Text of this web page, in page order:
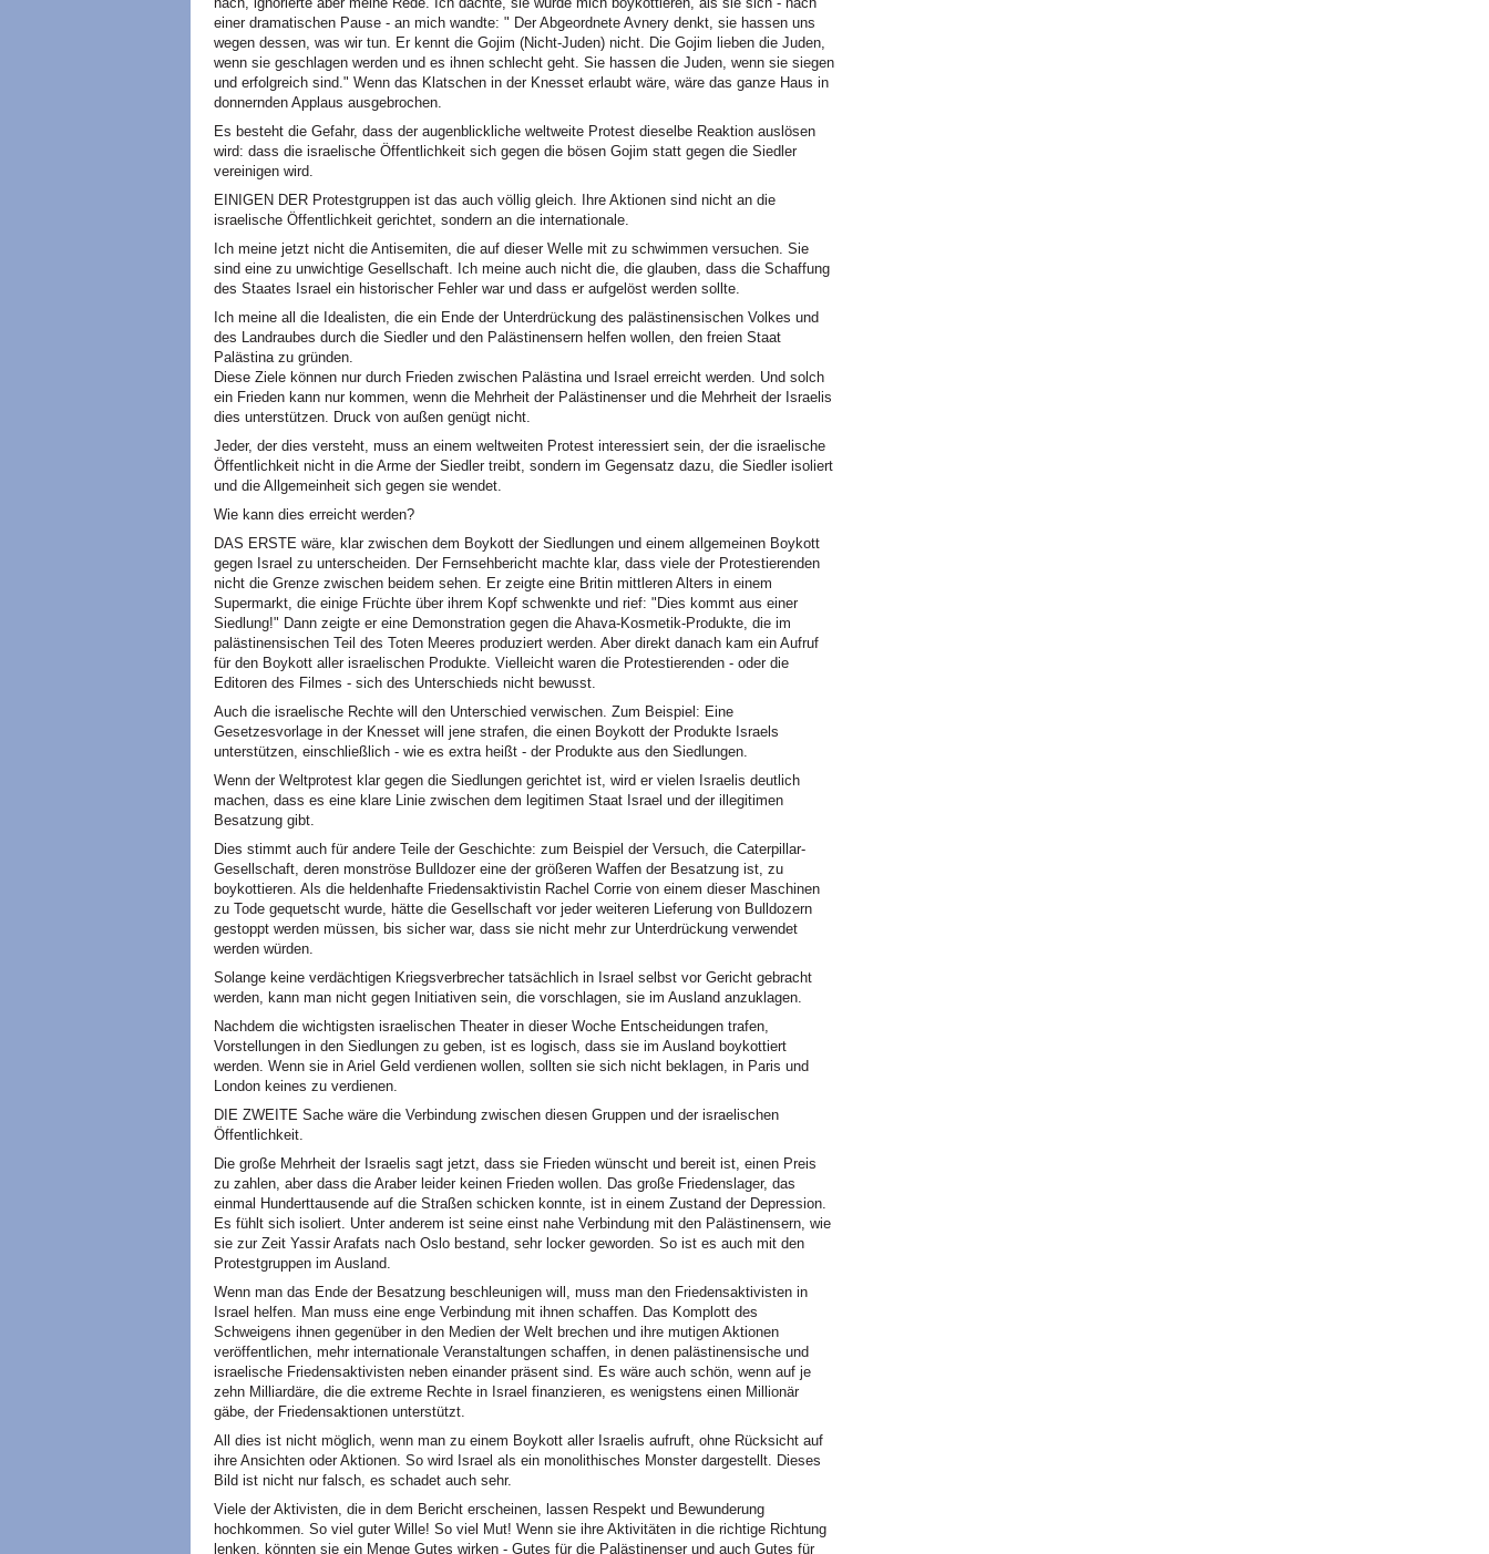
einer dramatischen Pause - an mich wandte: " Der Abgeordnete Avnery denkt, sie hassen uns
wegen dessen, was wir tun. Er kennt die Gojim (Nicht-Juden) nicht. Die Gojim lieben die Juden,
wenn sie geschlagen werden und es ihnen schlecht geht. Sie hassen die Juden, wenn sie siegen
und erfolgreich sind." Wenn das Klatschen in der Knesset erlaubt wäre, wäre das ganze Haus in
donnernden Applaus ausgebrochen.
Es besteht die Gefahr, dass der augenblickliche weltweite Protest dieselbe Reaktion auslösen
wird: dass die israelische Öffentlichkeit sich gegen die bösen Gojim statt gegen die Siedler
vereinigen wird.
EINIGEN DER Protestgruppen ist das auch völlig gleich. Ihre Aktionen sind nicht an die
israelische Öffentlichkeit gerichtet, sondern an die internationale.
Ich meine jetzt nicht die Antisemiten, die auf dieser Welle mit zu schwimmen versuchen. Sie
sind eine zu unwichtige Gesellschaft. Ich meine auch nicht die, die glauben, dass die Schaffung
des Staates Israel ein historischer Fehler war und dass er aufgelöst werden sollte.
Ich meine all die Idealisten, die ein Ende der Unterdrückung des palästinensischen Volkes und
des Landraubes durch die Siedler und den Palästinensern helfen wollen, den freien Staat
Palästina zu gründen.
Diese Ziele können nur durch Frieden zwischen Palästina und Israel erreicht werden. Und solch
ein Frieden kann nur kommen, wenn die Mehrheit der Palästinenser und die Mehrheit der Israelis
dies unterstützen. Druck von außen genügt nicht.
Jeder, der dies versteht, muss an einem weltweiten Protest interessiert sein, der die israelische
Öffentlichkeit nicht in die Arme der Siedler treibt, sondern im Gegensatz dazu, die Siedler isoliert
und die Allgemeinheit sich gegen sie wendet.
Wie kann dies erreicht werden?
DAS ERSTE wäre, klar zwischen dem Boykott der Siedlungen und einem allgemeinen Boykott
gegen Israel zu unterscheiden. Der Fernsehbericht machte klar, dass viele der Protestierenden
nicht die Grenze zwischen beidem sehen. Er zeigte eine Britin mittleren Alters in einem
Supermarkt, die einige Früchte über ihrem Kopf schwenkte und rief: "Dies kommt aus einer
Siedlung!" Dann zeigte er eine Demonstration gegen die Ahava-Kosmetik-Produkte, die im
palästinensischen Teil des Toten Meeres produziert werden. Aber direkt danach kam ein Aufruf
für den Boykott aller israelischen Produkte. Vielleicht waren die Protestierenden - oder die
Editoren des Filmes - sich des Unterschieds nicht bewusst.
Auch die israelische Rechte will den Unterschied verwischen. Zum Beispiel: Eine
Gesetzesvorlage in der Knesset will jene strafen, die einen Boykott der Produkte Israels
unterstützen, einschließlich - wie es extra heißt - der Produkte aus den Siedlungen.
Wenn der Weltprotest klar gegen die Siedlungen gerichtet ist, wird er vielen Israelis deutlich
machen, dass es eine klare Linie zwischen dem legitimen Staat Israel und der illegitimen
Besatzung gibt.
Dies stimmt auch für andere Teile der Geschichte: zum Beispiel der Versuch, die Caterpillar-
Gesellschaft, deren monströse Bulldozer eine der größeren Waffen der Besatzung ist, zu
boykottieren. Als die heldenhafte Friedensaktivistin Rachel Corrie von einem dieser Maschinen
zu Tode gequetscht wurde, hätte die Gesellschaft vor jeder weiteren Lieferung von Bulldozern
gestoppt werden müssen, bis sicher war, dass sie nicht mehr zur Unterdrückung verwendet
werden würden.
Solange keine verdächtigen Kriegsverbrecher tatsächlich in Israel selbst vor Gericht gebracht
werden, kann man nicht gegen Initiativen sein, die vorschlagen, sie im Ausland anzuklagen.
Nachdem die wichtigsten israelischen Theater in dieser Woche Entscheidungen trafen,
Vorstellungen in den Siedlungen zu geben, ist es logisch, dass sie im Ausland boykottiert
werden. Wenn sie in Ariel Geld verdienen wollen, sollten sie sich nicht beklagen, in Paris und
London keines zu verdienen.
DIE ZWEITE Sache wäre die Verbindung zwischen diesen Gruppen und der israelischen
Öffentlichkeit.
Die große Mehrheit der Israelis sagt jetzt, dass sie Frieden wünscht und bereit ist, einen Preis
zu zahlen, aber dass die Araber leider keinen Frieden wollen. Das große Friedenslager, das
einmal Hunderttausende auf die Straßen schicken konnte, ist in einem Zustand der Depression.
Es fühlt sich isoliert. Unter anderem ist seine einst nahe Verbindung mit den Palästinensern, wie
sie zur Zeit Yassir Arafats nach Oslo bestand, sehr locker geworden. So ist es auch mit den
Protestgruppen im Ausland.
Wenn man das Ende der Besatzung beschleunigen will, muss man den Friedensaktivisten in
Israel helfen. Man muss eine enge Verbindung mit ihnen schaffen. Das Komplott des
Schweigens ihnen gegenüber in den Medien der Welt brechen und ihre mutigen Aktionen
veröffentlichen, mehr internationale Veranstaltungen schaffen, in denen palästinensische und
israelische Friedensaktivisten neben einander präsent sind. Es wäre auch schön, wenn auf je
zehn Milliardäre, die die extreme Rechte in Israel finanzieren, es wenigstens einen Millionär
gäbe, der Friedensaktionen unterstützt.
All dies ist nicht möglich, wenn man zu einem Boykott aller Israelis aufruft, ohne Rücksicht auf
ihre Ansichten oder Aktionen. So wird Israel als ein monolithisches Monster dargestellt. Dieses
Bild ist nicht nur falsch, es schadet auch sehr.
Viele der Aktivisten, die in dem Bericht erscheinen, lassen Respekt und Bewunderung
hochkommen. So viel guter Wille! So viel Mut! Wenn sie ihre Aktivitäten in die richtige Richtung
lenken, könnten sie ein Menge Gutes wirken - Gutes für die Palästinenser und auch Gutes für